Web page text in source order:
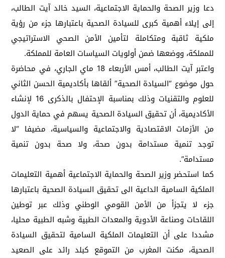
دعا وزير الصحة والحماية الاجتماعية، السيد خالد آيت الطالب،
إلى إيلاء أهمية كبرى للسيادة الصحية باعتبارها جزء من رؤية
ملكية ثاقبة ومتكاملة لتأمين الأمن الصحي الاستراتيجي
للمملكة، ووضعها ضمن أولويات السياسات العامة للمملكة.
واعتبر آيت الطالب، أمس الأربعاء 18 ماي الجاري، في محاضرة
حول موضوع “السيادة الصحية” ألقاها بأكاديمية الحسن الثاني
للعلوم والتقنيات وذلك بمناسبة الإحتفال بالذكرى 16 لإنشاء
الأكاديمية، أن تحقيق السيادة الصحية يسهم في حماية الدول
من الأزمات الاقتصادية والاجتماعية والسياسية، مضيفا “لا
توجد تنمية مستدامة بدون صحة، ولا صحة بدون تنمية
مستدامة”.
كما استحضر وزير الصحة والحماية الاجتماعية أهمية التعليمات
الملكية السامية الداعية الى تحقيق السيادة الصحية باعتبارها
جزء لا يتجزأ من الأمن القومي الوطني وذلك عبر توطين
اللقاحات وصناعة الأدوية والمعدات الطبية وشبه الطبية محليا،
مشددا على أن التعليمات الملكية السامية لتحقيق السيادة
الصحية، مكنت المغرب من التموقع كبلد رائد على الصعيد